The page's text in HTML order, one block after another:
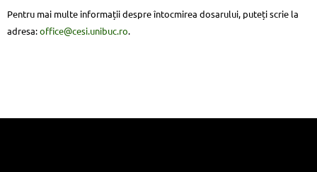
Pentru mai multe informații despre întocmirea dosarului, puteți scrie la
adresa:office@cesi.unibuc.ro.